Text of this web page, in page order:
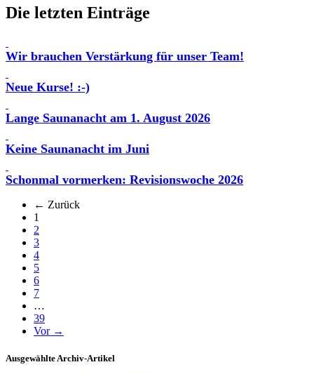
Die letzten Einträge
Wir brauchen Verstärkung für unser Team!
Neue Kurse! :-)
Lange Saunanacht am 1. August 2026
Keine Saunanacht im Juni
Schonmal vormerken: Revisionswoche 2026
← Zurück
1
2
3
4
5
6
7
…
39
Vor →
Ausgewählte Archiv-Artikel